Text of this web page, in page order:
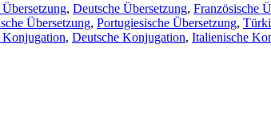
, Deutsche Übersetzung, Französische
Übersetzung, Portugiesische Übersetzung,
Konjugation, Deutsche Konjugation, Italienische